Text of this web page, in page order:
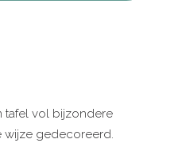
tafel vol bijzondere
wijze gedecoreerd.